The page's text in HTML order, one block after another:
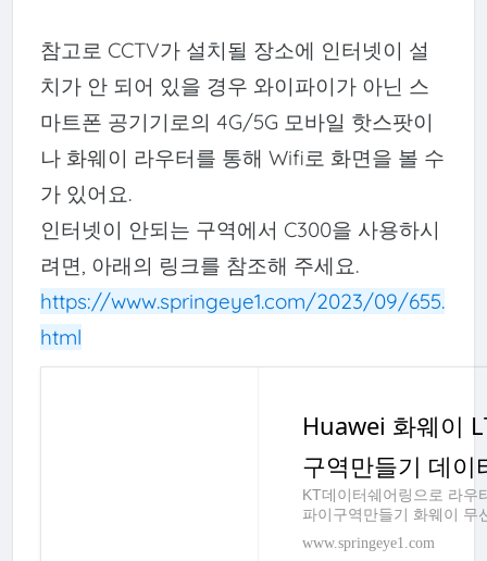
참고로 CCTV가 설치될 장소에 인터넷이 설
치가 안 되어 있을 경우 와이파이가 아닌 스
마트폰 공기기로의 4G/5G 모바일 핫스팟이
나 화웨이 라우터를 통해 Wifi로 화면을 볼 수
가 있어요.
인터넷이 안되는 구역에서 C300을 사용하시
려면, 아래의 링크를 참조해 주세요.
https://www.springeye1.com/2023/09/655.
html
Huawei 화웨이
구역만들기 데이
KT데이터쉐어링으로 라우
파이구역만들기 화웨이
델 동글없이도 PC, 노트
www.springeye1.com